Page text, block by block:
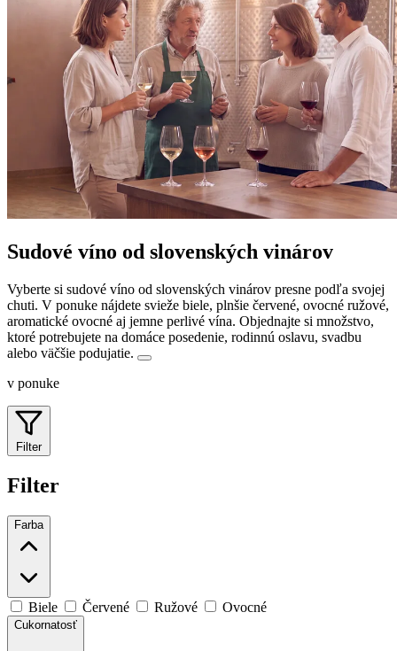
Sudové víno od slovenských vinárov
Vyberte si sudové víno od slovenských vinárov presne podľa svojej
chuti. V ponuke nájdete svieže biele, plnšie červené, ovocné ružové,
aromatické ovocné aj jemne perlivé vína. Objednajte si množstvo,
ktoré potrebujete na domáce posedenie, rodinnú oslavu, svadbu
alebo väčšie podujatie.
v ponuke
Filter
Filter
Farba
Biele Červené Ružové Ovocné
Cukornatosť